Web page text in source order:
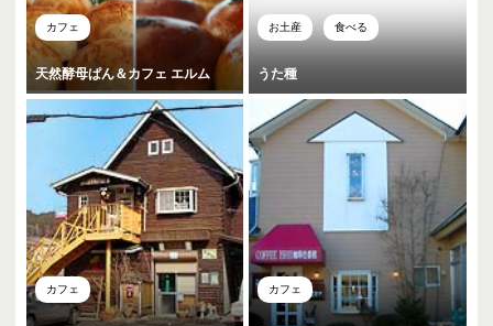
カフェ
天然酵母ぱん＆カフェ エルム
お土産 食べる
うた種
カフェ カフェ